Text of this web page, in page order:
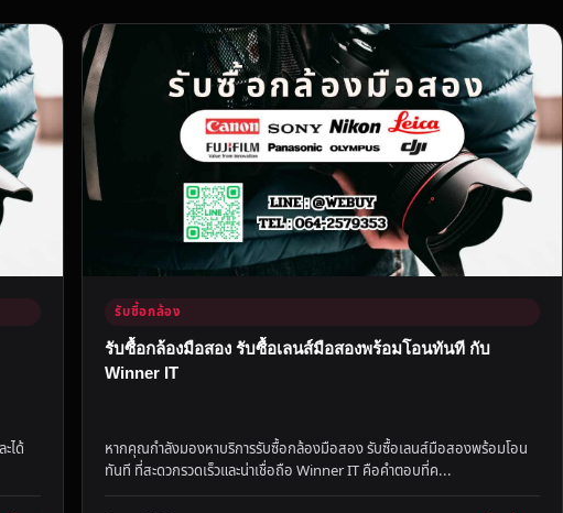
ได้
รับซื้อกล้อง
รับซื้อกล้องมือสอง รับซื้อเลนส์มือสองพร้อมโอนทันที กับ
Winner IT
หากคุณกำลังมองหาบริการรับซื้อกล้องมือสอง รับซื้อเลนส์มือสองพร้อมโอน
ทันที ที่สะดวกรวดเร็วและน่าเชื่อถือ Winner IT คือคำตอบที่ค...